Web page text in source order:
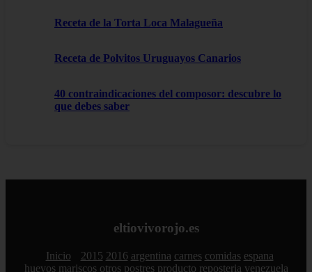
Receta de la Torta Loca Malagueña
Receta de Polvitos Uruguayos Canarios
40 contraindicaciones del composor: descubre lo
que debes saber
eltiovivorojo.es
Inicio 2015 2016 argentina carnes comidas espana
huevos mariscos otros postres producto reposteria venezuela